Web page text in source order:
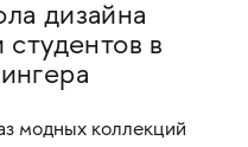
дизайна
студентов в
модных коллекций